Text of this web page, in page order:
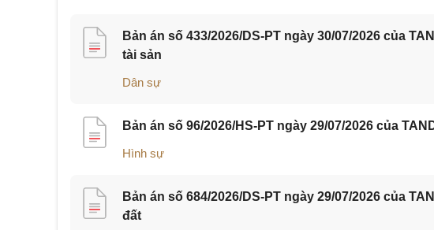
Bản án số 433/2026/DS-PT ngày 30/07/2026 của
tài sản
Dân sự
Bản án số 96/2026/HS-PT ngày 29/07/2026 của
Hình sự
Bản án số 684/2026/DS-PT ngày 29/07/2026 của
đất